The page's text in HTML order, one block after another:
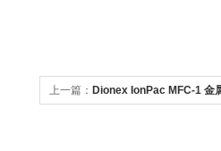
上一篇： Dionex IonPac MFC-1 金